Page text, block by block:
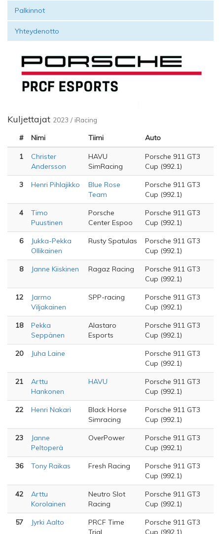
Palkinnot
Yhteydenotto
Kuljettajat 2023 / iRacing
# Nimi Tiimi Auto
1
Christer
Andersson
HAVU
SimRacing
Porsche 911 GT3
Cup (992.1)
3 Henri Pihlajikko
Blue Rose
Team
Porsche 911 GT3
Cup (992.1)
4
Timo
Puustinen
Porsche
Center Espoo
Porsche 911 GT3
Cup (992.1)
6
Jukka-Pekka
Ollikainen
Rusty Spatulas
Porsche 911 GT3
Cup (992.1)
8 Janne Kiiskinen Ragaz Racing
Porsche 911 GT3
Cup (992.1)
12
Jarmo
Viljakainen
SPP-racing
Porsche 911 GT3
Cup (992.1)
18
Pekka
Seppänen
Alastaro
Esports
Porsche 911 GT3
Cup (992.1)
20 Juha Laine
Porsche 911 GT3
Cup (992.1)
21
Arttu
Hankonen
HAVU
Porsche 911 GT3
Cup (992.1)
22 Henri Nakari
Black Horse
Simracing
Porsche 911 GT3
Cup (992.1)
23
Janne
Peltoperä
OverPower
Porsche 911 GT3
Cup (992.1)
36 Tony Raikas Fresh Racing
Porsche 911 GT3
Cup (992.1)
42
Arttu
Korolainen
Neutro Slot
Racing
Porsche 911 GT3
Cup (992.1)
57 Jyrki Aalto
PRCF Time
Trial
Porsche 911 GT3
Cup (992.1)